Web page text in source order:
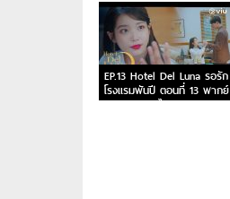
EP.13 Hotel Del Luna รอรัก
โรงแรมพันปี ตอนที่ 13 พากย์
ไทย